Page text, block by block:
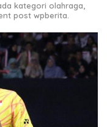
kategori olahraga,
post wpberita.